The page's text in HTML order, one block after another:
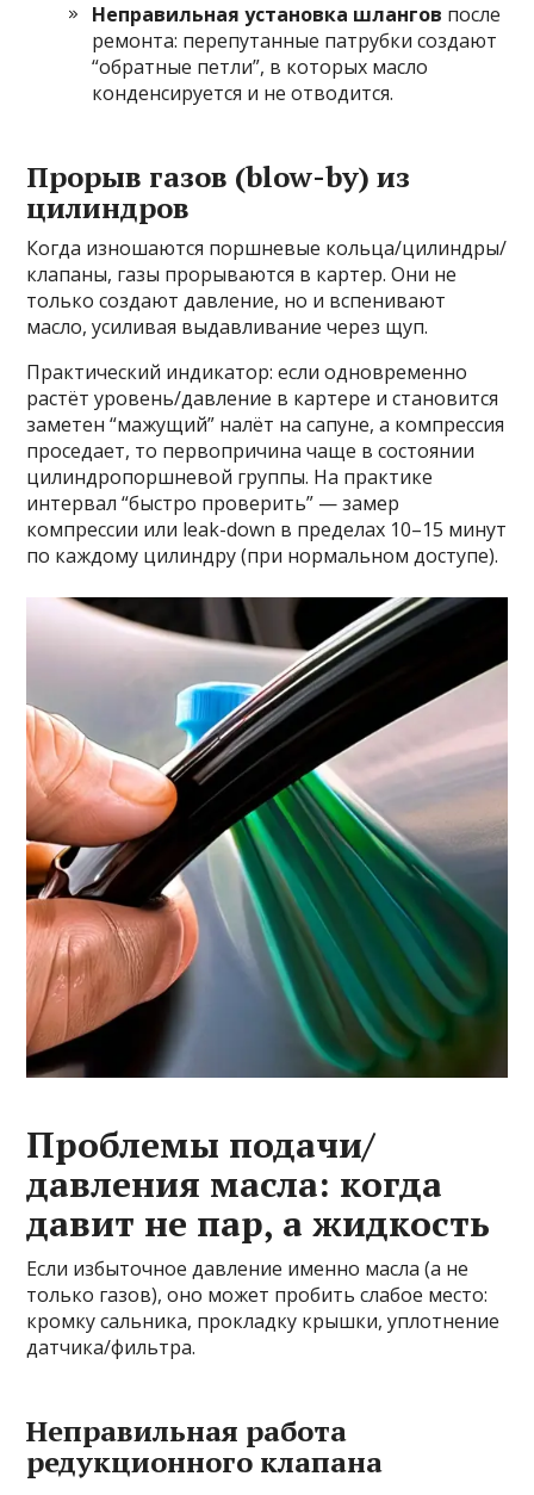
Неправильная установка шлангов после
ремонта: перепутанные патрубки создают
“обратные петли”, в которых масло
конденсируется и не отводится.
Прорыв газов (blow-by) из
цилиндров
Когда изношаются поршневые кольца/цилиндры/
клапаны, газы прорываются в картер. Они не
только создают давление, но и вспенивают
масло, усиливая выдавливание через щуп.
Практический индикатор: если одновременно
растёт уровень/давление в картере и становится
заметен “мажущий” налёт на сапуне, а компрессия
проседает, то первопричина чаще в состоянии
цилиндропоршневой группы. На практике
интервал “быстро проверить” — замер
компрессии или leak-down в пределах 10–15 минут
по каждому цилиндру (при нормальном доступе).
Проблемы подачи/
давления масла: когда
давит не пар, а жидкость
Если избыточное давление именно масла (а не
только газов), оно может пробить слабое место:
кромку сальника, прокладку крышки, уплотнение
датчика/фильтра.
Неправильная работа
редукционного клапана